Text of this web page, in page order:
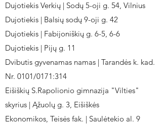
Dujotiekis Verkių | Sodų 5-oji g. 54, Vilnius
Dujotiekis | Balsių sodų 9-oji g. 42
Dujotiekis | Fabijoniškių g. 6-5, 6-6
Dujotiekis | Pijų g. 11
Dvibutis gyvenamas namas | Tarandės k. kad.
Nr. 0101/0171:314
Eišiškių S.Rapolionio gimnazija "Vilties"
skyrius | Ąžuolų g. 3, Eišiškės
Ekonomikos, Teisės fak. | Saulėtekio al. 9